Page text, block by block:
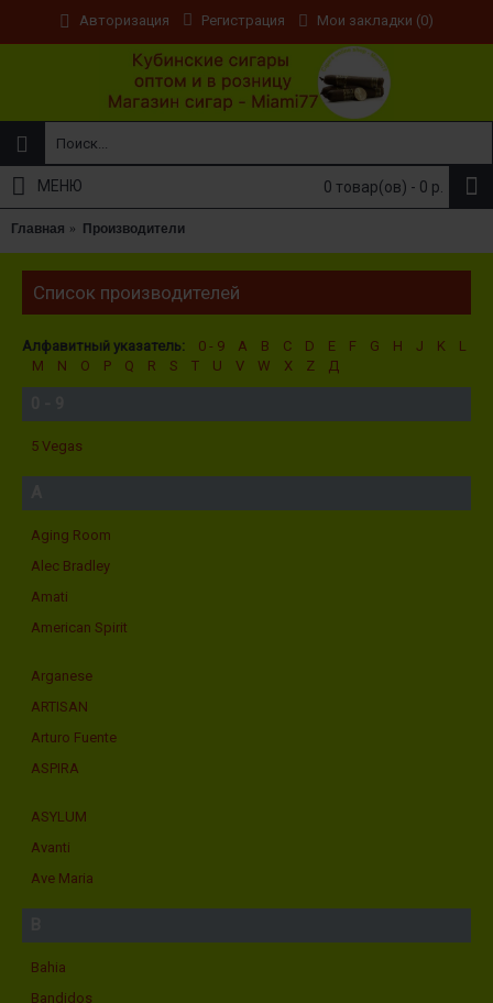
Авторизация Регистрация Мои закладки (0)
0 товар(ов) - 0 р.
МЕНЮ
Главная Производители
Список производителей
Алфавитный указатель: 0 - 9 A B C D E F G H J K
L
M
N O P Q R S T U V W X Z Д
5 Vegas
Aging Room
Alec Bradley
Amati
American Spirit
Arganese
ARTISAN
Arturo Fuente
ASPIRA
ASYLUM
Avanti
Ave Maria
Bahia
Bandidos